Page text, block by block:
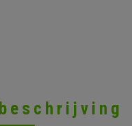
beschrijving